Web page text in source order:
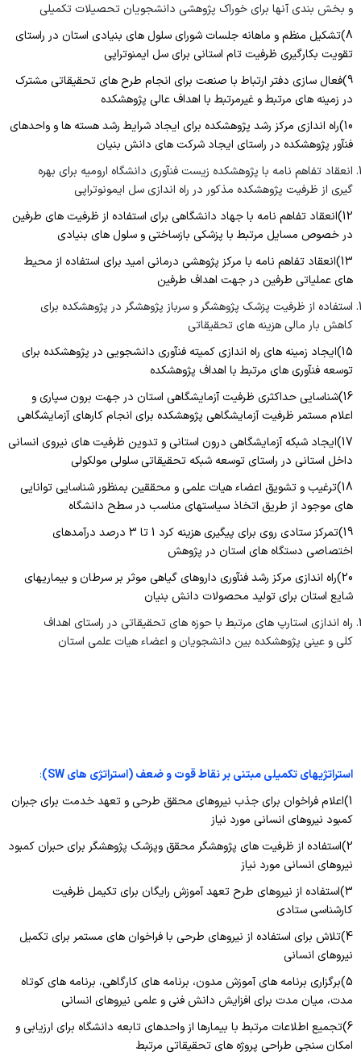
و بخش بندی آنها برای خوراک پژوهشی دانشجویان تحصیلات تکمیلی
8)تشکیل منظم و ماهانه جلسات شورای سلول های بنیادی استان در راستای
تقویت بکارگیری ظرفیت تام استانی برای سل ایمنوتراپی
9)فعال سازی دفتر ارتباط با صنعت برای انجام طرح های تحقیقاتی مشترک
در زمینه های مرتبط و غیرمرتبط با اهداف عالی پژوهشکده
10)راه اندازی مرکز رشد پژوهشکده برای ایجاد شرایط رشد هسته ها و واحدهای
فنآور پژوهشکده در راستای ایجاد شرکت های دانش بنیان
انعقاد تفاهم نامه با پژوهشکده زیست فنآوری دانشگاه ارومیه برای بهره
گیری از ظرفیت پژوهشکده مذکور در راه اندازی سل ایمونوتراپی
12)انعقاد تفاهم نامه با جهاد دانشگاهی برای استفاده از ظرفیت های طرفین
در خصوص مسایل مرتبط با پزشکی بازساختی و سلول های بنیادی
13)انعقاد تفاهم نامه با مرکز پژوهشی درمانی امید برای استفاده از محیط
های عملیاتی طرفین در جهت اهداف طرفین
استفاده از ظرفیت پزشک پژوهشگر و سرباز پژوهشگر در پژوهشکده برای
کاهش بار مالی هزینه های تحقیقاتی
15)ایجاد زمینه های راه اندازی کمیته فنآوری دانشجویی در پژوهشکده برای
توسعه فنآوری های مرتبط با اهداف پژوهشکده
16)شناسایی حداکثری ظرفیت آزمایشگاهی استان در جهت برون سپاری و
اعلام مستمر ظرفیت آزمایشگاهی پژوهشکده برای انجام کارهای آزمایشگاهی
17)ایجاد شبکه آزمایشگاهی درون استانی و تدوین ظرفیت های نیروی انسانی
داخل استانی در راستای توسعه شبکه تحقیقاتی سلولی مولکولی
18)ترغیب و تشویق اعضاء هیات علمی و محققین بمنظور شناسایی توانایی
های موجود از طریق اتخاذ سیاستهای مناسب در سطح دانشگاه
19)تمرکز ستادی روی برای پیگیری هزینه کرد 1 تا 3 درصد درآمدهای
اختصاصی دستگاه های استان در پژوهش
20)راه اندازی مرکز رشد فنآوری داروهای گیاهی موثر بر سرطان و بیماریهای
شایع استان برای تولید محصولات دانش بنیان
راه اندازی استارپ های مرتبط با حوزه های تحقیقاتی در راستای اهداف
کلی و عینی پژوهشکده بین دانشجویان و اعضاء هیات علمی استان
استراتژیهای تکمیلی مبتنی بر نقاط قوت و ضعف (استراتژی هایSW
)
:
1)اعلام فراخوان برای جذب نیروهای محقق طرحی و تعهد خدمت برای جبران
کمبود نیروهای انسانی مورد نیاز
2)استفاده از ظرفیت های پژوهشگر محقق وپزشک پژوهشگر برای حبران کمبود
نیروهای انسانی مورد نیاز
3)استفاده از نیروهای طرح تعهد آموزش رایگان برای تکیمل ظرفیت
کارشناسی ستادی
4)تلاش برای استفاده از نیروهای طرحی با فراخوان های مستمر برای تکمیل
نیروهای انسانی
5)برگزاری برنامه های آموزش مدون، برنامه های کارگاهی، برنامه های کوتاه
مدت، میان مدت برای افزایش دانش فنی و علمی نیروهای انسانی
6)تجمیع اطلاعات مرتبط با بیمارها از واحدهای تابعه دانشگاه برای ارزیابی و
امکان سنجی طراحی پروژه های تحقیقاتی مرتبط